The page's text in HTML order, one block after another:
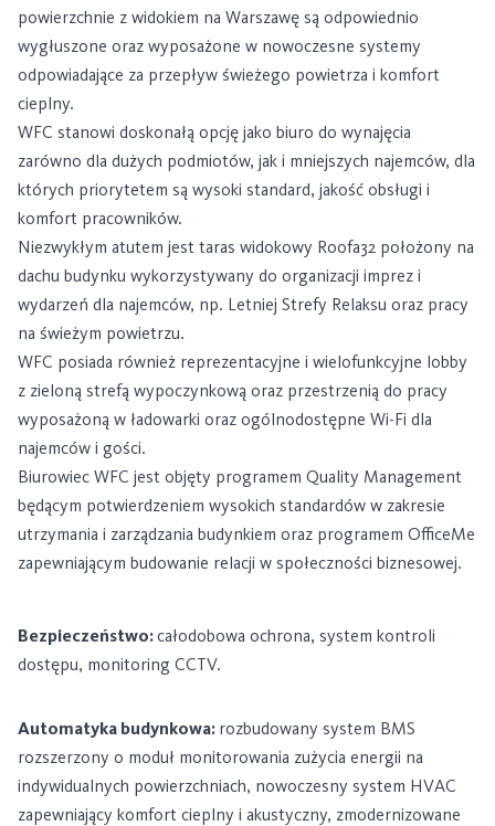
powierzchnie z widokiem na Warszawę są odpowiednio
wygłuszone oraz wyposażone w nowoczesne systemy
odpowiadające za przepływ świeżego powietrza i komfort
cieplny.
WFC stanowi doskonałą opcję jako biuro do wynajęcia
zarówno dla dużych podmiotów, jak i mniejszych najemców, dla
których priorytetem są wysoki standard, jakość obsługi i
komfort pracowników.
Niezwykłym atutem jest taras widokowy Roofa32 położony na
dachu budynku wykorzystywany do organizacji imprez i
wydarzeń dla najemców, np. Letniej Strefy Relaksu oraz pracy
na świeżym powietrzu.
WFC posiada również reprezentacyjne i wielofunkcyjne lobby
z zieloną strefą wypoczynkową oraz przestrzenią do pracy
wyposażoną w ładowarki oraz ogólnodostępne Wi-Fi dla
najemców i gości.
Biurowiec WFC jest objęty programem Quality Management
będącym potwierdzeniem wysokich standardów w zakresie
utrzymania i zarządzania budynkiem oraz programem OfficeMe
zapewniającym budowanie relacji w społeczności biznesowej.
Bezpieczeństwo:całodobowa ochrona, system kontroli
dostępu, monitoring CCTV.
Automatyka budynkowa: rozbudowany system BMS
rozszerzony o moduł monitorowania zużycia energii na
indywidualnych powierzchniach, nowoczesny system HVAC
zapewniający komfort cieplny i akustyczny, zmodernizowane